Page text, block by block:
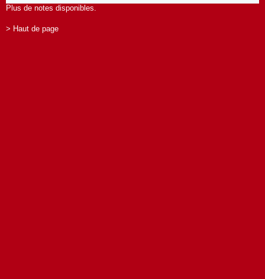
Plus de notes disponibles.
> Haut de page